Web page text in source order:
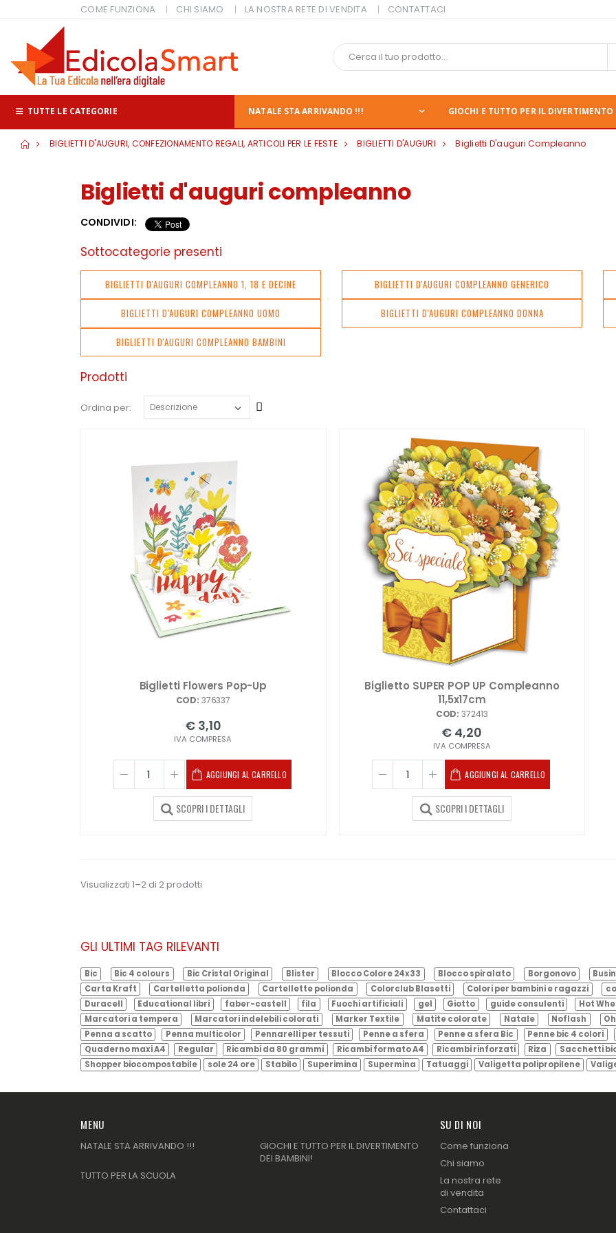
COME FUNZIONA CHI SIAMO LA NOSTRA RETE DI VENDITA CONTATTACI
TUTTE LE CATEGORIE NATALE STA ARRIVANDO !!! GIOCHI E TUTTO PER IL
BIGLIETTI D'AUGURI, CONFEZIONAMENTO REGALI, ARTICOLI PER LE FESTE BIGLIETTI D'AUGURI Biglietti D'auguri Compleanno
Biglietti d'auguri compleanno
CONDIVIDI:
Sottocategorie presenti
BIGLIETTI D'AUGURI COMPLEANNO 1, 18 E DECINE BIGLIETTI D'AUGURI COMPLEANNO GENERICO
BIGLIETTI D'AUGURI COMPLEANNO UOMO BIGLIETTI D'AUGURI COMPLEANNO DONNA
BIGLIETTI D'AUGURI COMPLEANNO BAMBINI
Prodotti
Ordina per:
Biglietti Flowers Pop-Up
COD: 376337
€ 3,10
IVA COMPRESA
AGGIUNGI AL CARRELLO
SCOPRI I DETTAGLI
Biglietto SUPER POP UP Compleanno
11,5x17cm
COD: 372413
€ 4,20
IVA COMPRESA
AGGIUNGI AL CARRELLO
SCOPRI I DETTAGLI
Visualizzati 1–2 di 2 prodotti
GLI ULTIMI TAG RILEVANTI
Bic Bic 4 colours Bic Cristal Original Blister Blocco Colore 24x33 Blocco spiralato Borgonovo
Carta Kraft
Cartelletta polionda Cartellette polionda Colorclub Blasetti Colori per bambini e ragazzi
Duracell
Educational libri faber-castell fila Fuochi artificiali gel Giotto guide consulenti Hot
Marcatori a tempera
Marcatori indelebili colorati Marker Textile Matite colorate Natale Noflash
Penna a scatto
Penna multicolor Pennarelli per tessuti Penne a sfera Penne a sfera Bic Penne bic 4 colori
Quaderno maxi A4
Regular Ricambi da 80 grammi Ricambi formato A4 Ricambi rinforzati Riza Sacchetti
Shopper biocompostabile
sole 24 ore Stabilo Superimina Supermina Tatuaggi Valigetta polipropilene
MENU
NATALE STA ARRIVANDO !!!
GIOCHI E TUTTO PER IL DIVERTIMENTO
DEI BAMBINI!
TUTTO PER LA SCUOLA
SU DI NOI
Come funziona
Chi siamo
La nostra rete
di vendita
Contattaci